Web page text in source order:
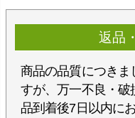
返品
商品の品質につきま
すが、万一不良・破
品到着後7日以内に